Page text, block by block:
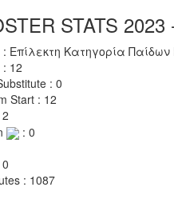
STATS 2023
: Επίλεκτη Κατηγορία Παίδων
: 12
: 0
Start : 12
: 0
: 1087